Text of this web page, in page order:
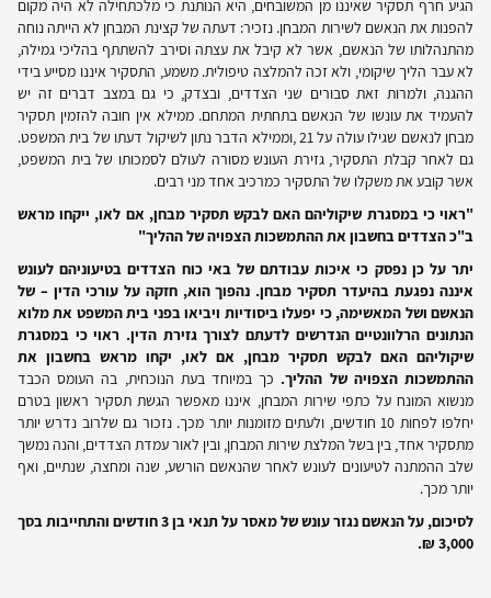
הגיע חרף תסקיר שאיננו מן המשובחים, היא הנותנת כי מלכתחילה לא היה מקום
להפנות את הנאשם לשירות המבחן. נזכיר: דעתה של קצינת המבחן לא הייתה נוחה
מהתנהלותו של הנאשם, אשר לא קיבל את עצתה וסירב להשתתף בהליכי גמילה,
לא עבר הליך שיקומי, ולא זכה להמלצה טיפולית. משמע, התסקיר איננו מסייע בידי
ההגנה, ולמרות זאת סבורים שני הצדדים, ובצדק, כי גם במצב דברים זה יש
להעמיד את עונשו של הנאשם בתחתית המתחם. ממילא אין חובה להזמין תסקיר
מבחן לנאשם שגילו עולה על 21 ,וממילא הדבר נתון לשיקול דעתו של בית המשפט.
גם לאחר קבלת התסקיר, גזירת העונש מסורה לעולם לסמכותו של בית המשפט,
אשר קובע את משקלו של התסקיר כמרכיב אחד מני רבים.
"ראוי כי במסגרת שיקוליהם האם לבקש תסקיר מבחן, אם לאו, ייקחו מראש
ב"כ הצדדים בחשבון את ההתמשכות הצפויה של ההליך"
יתר על כן נפסק כי איכות עבודתם של באי כוח הצדדים בטיעוניהם לעונש
איננה נפגעת בהיעדר תסקיר מבחן. נהפוך הוא, חזקה על עורכי הדין – של
הנאשם ושל המאשימה, כי יפעלו ביסודיות ויביאו בפני בית המשפט את מלוא
הנתונים הרלוונטיים הנדרשים לדעתם לצורך גזירת הדין. ראוי כי במסגרת
שיקוליהם האם לבקש תסקיר מבחן, אם לאו, יקחו מראש בחשבון את
ההתמשכות הצפויה של ההליך. כך במיוחד בעת הנוכחית, בה העומס הכבד
מנשוא המונח על כתפי שירות המבחן, איננו מאפשר הגשת תסקיר ראשון בטרם
יחלפו לפחות 10 חודשים, ולעתים מזומנות יותר מכך. נזכור גם שלרוב נדרש יותר
מתסקיר אחד, בין בשל המלצת שירות המבחן, ובין לאור עמדת הצדדים, והנה נמשך
שלב ההמתנה לטיעונים לעונש לאחר שהנאשם הורשע, שנה ומחצה, שנתיים, ואף
יותר מכך.
לסיכום, על הנאשם נגזר עונש של מאסר על תנאי בן 3 חודשים והתחייבות בסך
3,000 ₪.